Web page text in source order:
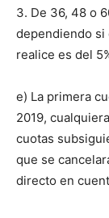
3. De 36, 48 o
dependiendo si
realice es del
e) La primera
2019,
cuotas
que se
directo en